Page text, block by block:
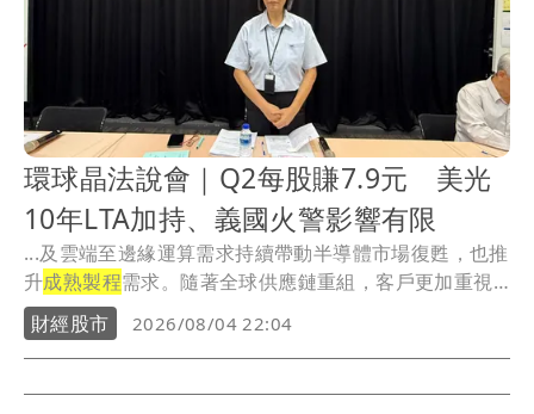
環球晶法說會｜Q2每股賺7.9元 美光
10年LTA加持、義國火警影響有限
...及雲端至邊緣運算需求持續帶動半導體市場復甦，也推
升成熟製程需求。隨著全球供應鏈重組，客戶更加重視
在地...
財經股市 2026/08/04 22:04